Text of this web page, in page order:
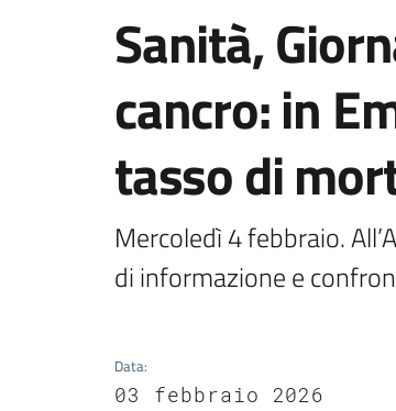
Salta al contenuto
Sanità,
cancro: in
tasso di
Mercoledì 4 febbraio.
di informazione e
Data:
03 febbraio 2026